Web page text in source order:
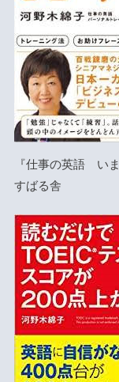
『仕事の英語 い
すばる舎